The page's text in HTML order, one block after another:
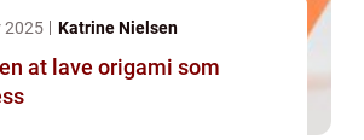
2025 Katrine Nielsen
at lave origami som